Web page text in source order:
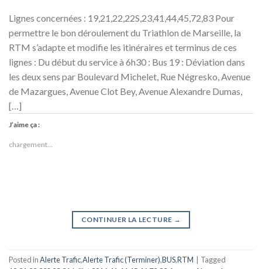
Lignes concernées : 19,21,22,22S,23,41,44,45,72,83 Pour
permettre le bon déroulement du Triathlon de Marseille, la
RTM s’adapte et modifie les itinéraires et terminus de ces
lignes : Du début du service à 6h30 : Bus 19 : Déviation dans
les deux sens par Boulevard Michelet, Rue Négresko, Avenue
de Mazargues, Avenue Clot Bey, Avenue Alexandre Dumas,
[…]
J’aime ça :
chargement…
CONTINUER LA LECTURE →
Posted inAlerte Trafic,Alerte Trafic (Terminer),BUS,RTM
Tagged